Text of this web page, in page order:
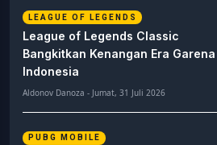
LEAGUE OF LEGENDS
League of Legends Classic
Bangkitkan Kenangan Era Garena
Indonesia
Aldonov Danoza - Jumat, 31 Juli 2026
PUBG MOBILE